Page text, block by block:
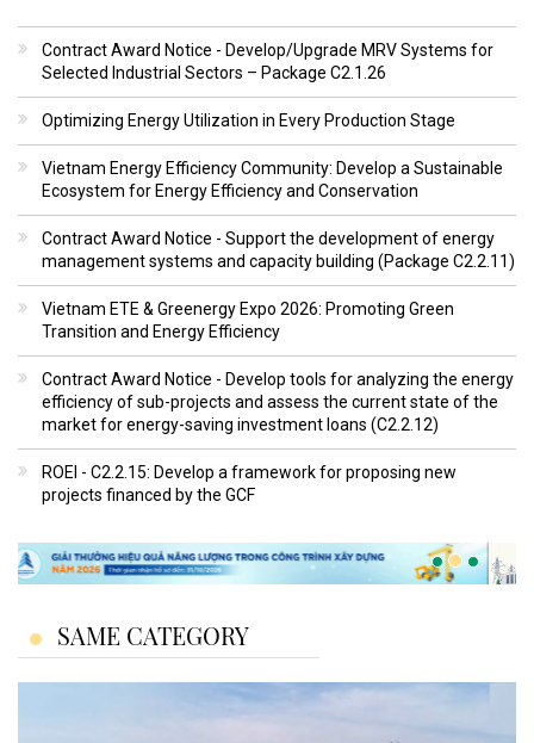
Contract Award Notice - Develop/Upgrade MRV Systems for
Selected Industrial Sectors – Package C2.1.26
Optimizing Energy Utilization in Every Production Stage
Vietnam Energy Efficiency Community: Develop a Sustainable
Ecosystem for Energy Efficiency and Conservation
Contract Award Notice - Support the development of energy
management systems and capacity building (Package C2.2.11)
Vietnam ETE & Greenergy Expo 2026: Promoting Green
Transition and Energy Efficiency
Contract Award Notice - Develop tools for analyzing the energy
efficiency of sub-projects and assess the current state of the
market for energy-saving investment loans (C2.2.12)
ROEI - C2.2.15: Develop a framework for proposing new
projects financed by the GCF
SAME CATEGORY